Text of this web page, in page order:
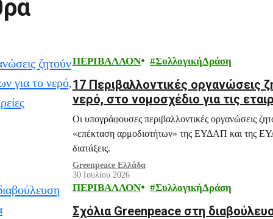
ΠΕΡΙΒΑΛΛΟΝ ΣυλλογικήΔράση
17 Περιβαλλοντικές οργανώσεις
νερό, στο νομοσχέδιο για τις
Οι υπογράφουσες περιβαλλοντικές οργανώσεις
«επέκταση αρμοδιοτήτων» της ΕΥΔΑΠ και της
διατάξεις.
Greenpeace Ελλάδα
30 Ιουλίου 2026
ΠΕΡΙΒΑΛΛΟΝ ΣυλλογικήΔράση
Σχόλια Greenpeace στη